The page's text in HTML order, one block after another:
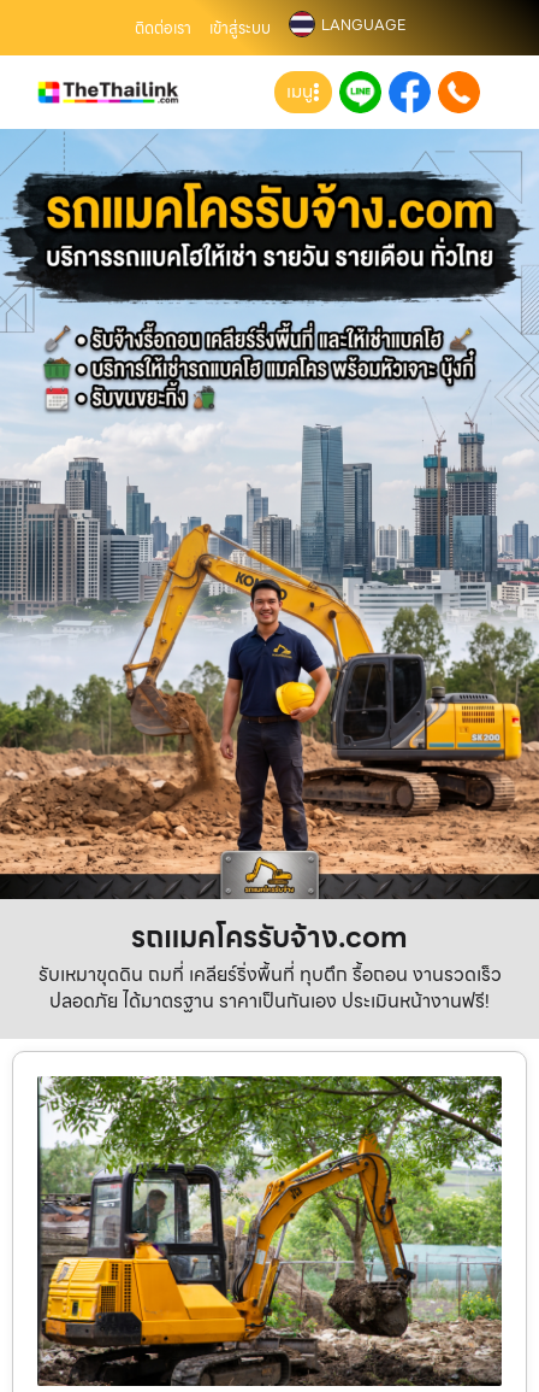
ติดต่อเรา เข้าสู่ระบบ LANGUAGE
เมนู
รถแมคโครรับจ้าง.com
รับเหมาขุดดิน ถมที่ เคลียร์ริ่งพื้นที่ ทุบตึก รื้อถอน งานรวดเร็ว
ปลอดภัย ได้มาตรฐาน ราคาเป็นกันเอง ประเมินหน้างานฟรี!